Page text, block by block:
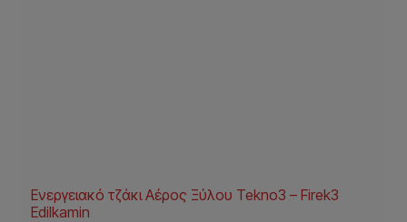
Ενεργειακό τζάκι Αέρος Ξύλου Tekno3 – Firek3
Edilkamin